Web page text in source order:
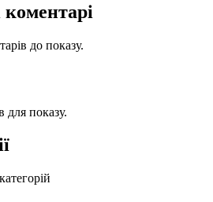
до показу.
для показу.